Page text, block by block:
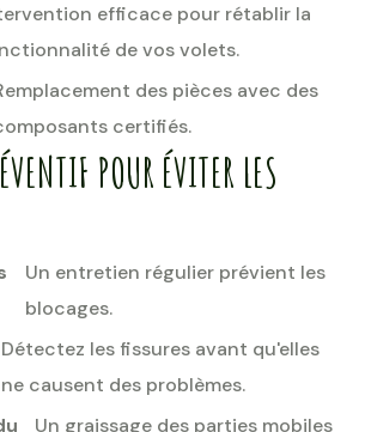
efficace pour rétablir la
de vos volets.
des pièces avec des
certifiés.
POUR ÉVITER LES
Un entretien régulier prévient les
blocages.
Détectez les fissures avant qu'elles
ne causent des problèmes.
Un graissage des parties mobiles